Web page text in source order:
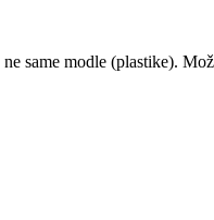
same modle (plastike).